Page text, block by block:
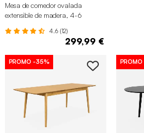
Mesa de comedor ovalada
extensible de madera, 4-6
4.6 (12)
299,99 €
PROMO -35% PROMO